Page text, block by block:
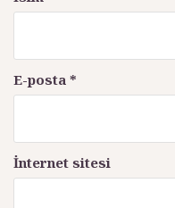
E-posta *
İnternet sitesi